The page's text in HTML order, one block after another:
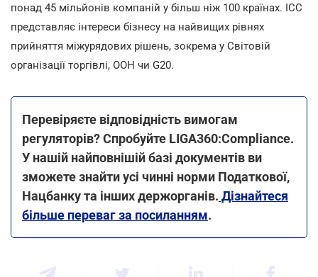
понад 45 мільйонів компаній у більш ніж 100 країнах. ICC
представляє інтереси бізнесу на найвищих рівнях
прийняття міжурядових рішень, зокрема у Світовій
організації торгівлі, ООН чи G20.
Перевіряєте відповідність вимогам
регуляторів? Спробуйте LIGA360:Compliance.
У нашій найповнішій базі документів ви
зможете знайти усі чинні норми Податкової,
Нацбанку та інших держорганів. Дізнайтеся
більше переваг за посиланням.